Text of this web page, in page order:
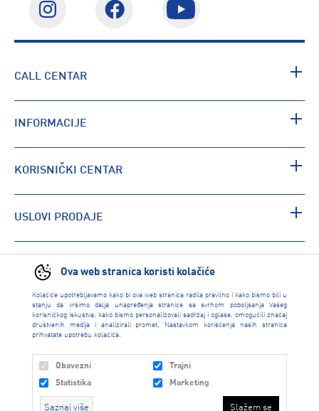
Ova web stranica koristi kolačiće
Kolačiće upotrebljavamo kako bi ova web stranica radila pravilno i kako bismo bili u
stanju da vršimo dalja unapređenja stranice sa svrhom poboljšanja Vašeg
korisničkog iskustva, kako bismo personalizovali sadržaj i oglase, omogućili značaj
društvenih medija i analizirali promet. Nastavkom korišćenja naših stranica
prihvatate upotrebu kolačića.
Obavezni
Trajni
Statistika
Marketing
Saznaj više Slažem se
CALL CENTAR
INFORMACIJE
KORISNIČKI CENTAR
USLOVI PRODAJE
PRONAĐI RADNJU